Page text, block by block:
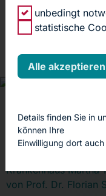
Unsere
Kontakt,
Krankenhaus
von Prof. Dr. Florian
unbedingt
statistische
Alle akzeptieren
Details finden Sie in
können Ihre
Einwilligung dort